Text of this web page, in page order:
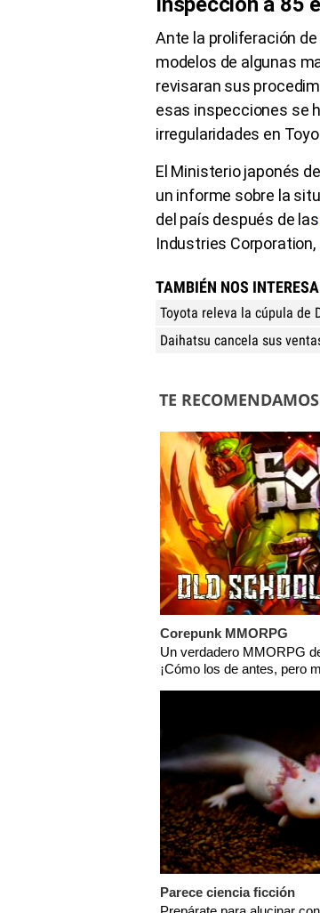
Ante la proliferación
modelos de algunas
revisaran sus
esas inspecciones se
irregularidades en
El Ministerio japonés
un informe sobre la
del país después de las
Industries
TAMBIÉN NOS INTERESA
Toyota releva la cúpula de
Daihatsu cancela sus
TE RECOMENDAMOS
Corepunk MMORPG
Un verdadero MMORPG
¡Cómo los de antes, pero
Parece ciencia ficción